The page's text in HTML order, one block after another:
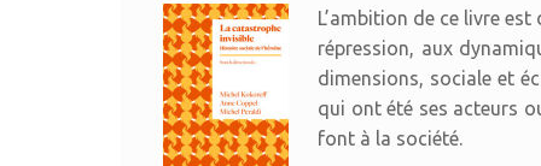
L’ambition de ce livre
répression, aux
dimensions, sociale et
qui ont été ses acteurs
font à la société.